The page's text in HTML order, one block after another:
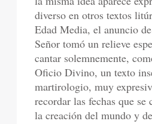
diverso en otros textos
Edad Media, el anuncio
Señor tomó un relieve
cantar solemnemente,
Oficio Divino, un texto
martirologio, muy
recordar las fechas que se
la creación del mundo y